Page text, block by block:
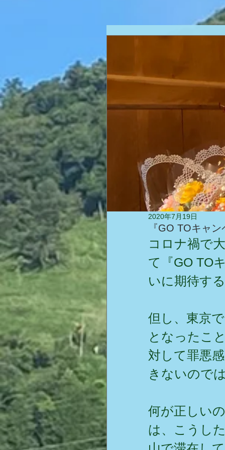
『GO TOキャ
2020年7月19日
コロナ禍で
て『GO TO
いに期待す
但し、東京
となったこ
対して罪悪
きないので
何が正しい
は、こうし